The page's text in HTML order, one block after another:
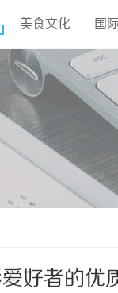
美食文化 国
好者的优